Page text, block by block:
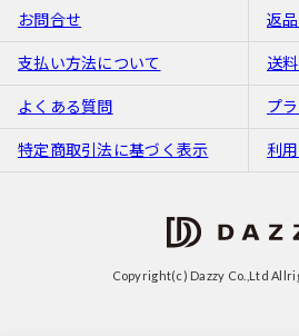
お問合せ 返
支払い方法について 送
よくある質問 プ
特定商取引法に基づく表示 利
Copyright(c) Dazzy Co.,Ltd